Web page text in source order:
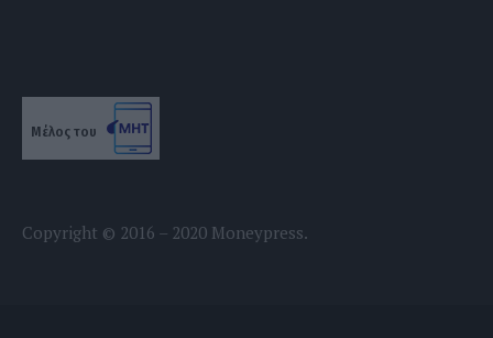
Μέλος του
Copyright © 2016 – 2020 Moneypress.